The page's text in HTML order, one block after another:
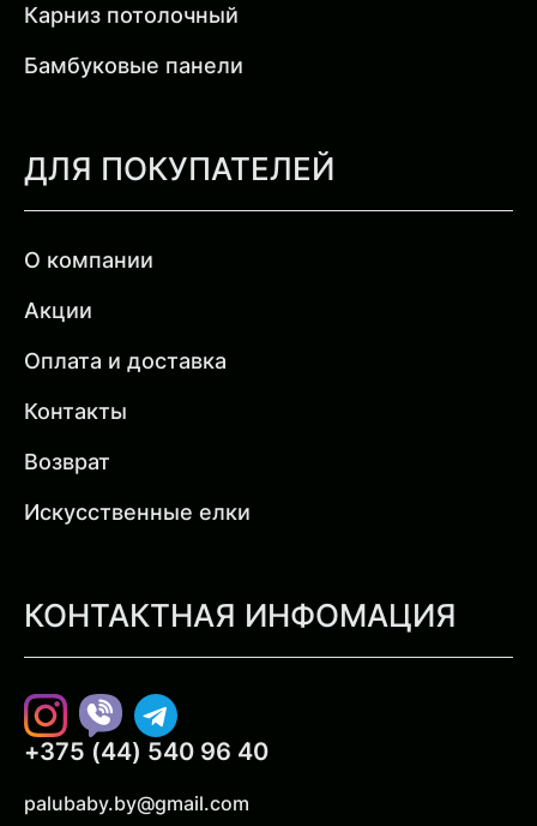
Карниз потолочный
Бамбуковые панели
ДЛЯ ПОКУПАТЕЛЕЙ
О компании
Акции
Оплата и доставка
Контакты
Возврат
Искусственные елки
КОНТАКТНАЯ ИНФОМАЦИЯ
Instagram
Viber Telegram
+375 (44) 540 96 40
palubaby.by@gmail.com